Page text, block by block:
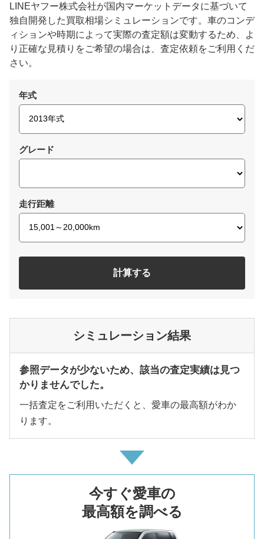
LINEヤフー株式会社が国内マーケットデータに基づいて
独自開発した買取相場シミュレーションです。車のコンデ
ィションや時期によって実際の査定額は変動するため、よ
り正確な見積りをご希望の場合は、査定依頼をご利用くだ
さい。
年式
グレード
走行距離
計算する
シミュレーション結果
参照データが少ないため、該当の査定実績は見つ
かりませんでした。
一括査定をご利用いただくと、愛車の最高額がわか
ります。
今すぐ愛車の
最高額を調べる